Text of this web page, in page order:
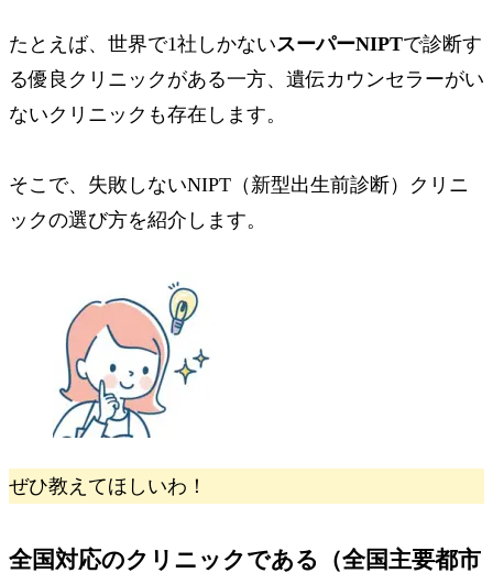
たとえば、世界で1社しかないスーパーNIPTで診断す
る優良クリニックがある一方、遺伝カウンセラーがい
ないクリニックも存在します。
そこで、 失敗しないNIPT（新型出生前診断）クリニ
ックの選び方を紹介します。
ぜひ教えてほしいわ！
全国対応のクリニックである（全国主要都市